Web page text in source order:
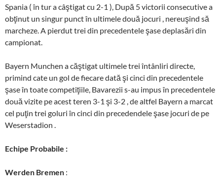
Spania ( în tur a câştigat cu 2-1 ), După 5 victorii consecutive a
obţinut un singur punct în ultimele două jocuri , nereuşind să
marcheze. A pierdut trei din precedentele şase deplasări din
campionat.
Bayern Munchen a căştigat ultimele trei întânliri directe,
primind cate un gol de fiecare dată şi cinci din precedentele
şase în toate competiţiile, Bavarezii s-au impus în precedentele
două vizite pe acest teren 3-1 şi 3-2 , de altfel Bayern a marcat
cel puţin trei goluri în cinci din precedendele şase jocuri de pe
Weserstadion .
Echipe Probabile :
Werden Bremen :